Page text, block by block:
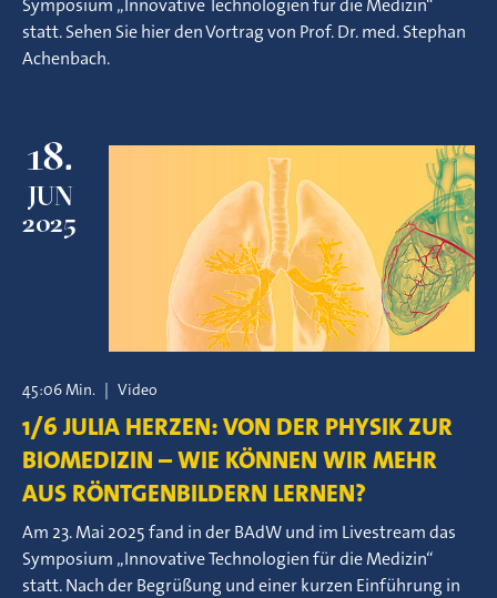
Symposium „Innovative Technologien für die Medizin“
statt. Sehen Sie hier den Vortrag von Prof. Dr. med. Stephan
Achenbach.
18.
JUN
2025
45:06 Min. | Video
1/6 JULIA HERZEN: VON DER PHYSIK ZUR
BIOMEDIZIN – WIE KÖNNEN WIR MEHR
AUS RÖNTGENBILDERN LERNEN?
Am 23. Mai 2025 fand in der BAdW und im Livestream das
Symposium „Innovative Technologien für die Medizin“
statt. Nach der Begrüßung und einer kurzen Einführung in